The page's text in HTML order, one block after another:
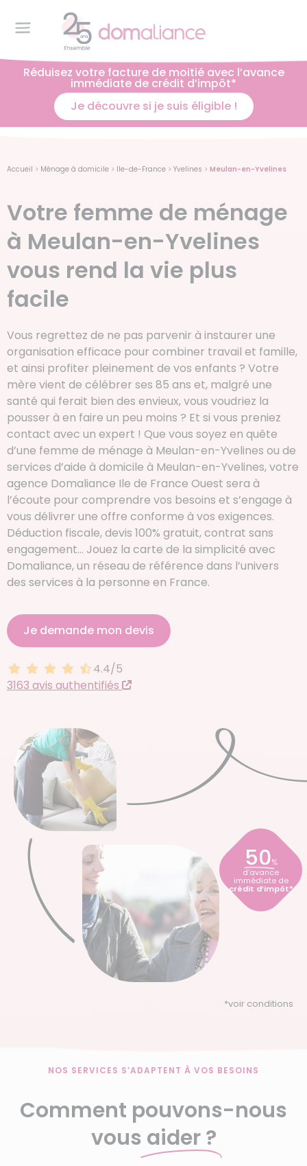
Réduisez votre facture de moitié avec l’avance
immédiate de crédit d’impôt*
Je découvre si je suis éligible !
Accueil > Ménage à domicile > Ile-de-France > Yvelines > Meulan-en-Yvelines
Votre femme de ménage
à Meulan-en-Yvelines
vous rend la vie plus
facile
Vous regrettez de ne pas parvenir à instaurer une
organisation efficace pour combiner travail et famille,
et ainsi profiter pleinement de vos enfants ? Votre
mère vient de célébrer ses 85 ans et, malgré une
santé qui ferait bien des envieux, vous voudriez la
pousser à en faire un peu moins ? Et si vous preniez
contact avec un expert ! Que vous soyez en quête
d’une femme de ménage à Meulan-en-Yvelines ou de
services d’aide à domicile à Meulan-en-Yvelines, votre
agence Domaliance Ile de France Ouest sera à
l’écoute pour comprendre vos besoins et s’engage à
vous délivrer une offre conforme à vos exigences.
Déduction fiscale, devis 100% gratuit, contrat sans
engagement… Jouez la carte de la simplicité avec
Domaliance, un réseau de référence dans l’univers
des services à la personne en France.
Je demande mon devis
4.4 sur 5
4.4/5
3163 avis authentifiés
50%
d’avance
immédiate de
crédit d’impôt*
*voir conditions
NOS SERVICES S’ADAPTENT À VOS BESOINS
Comment pouvons-nous
vous aider ?